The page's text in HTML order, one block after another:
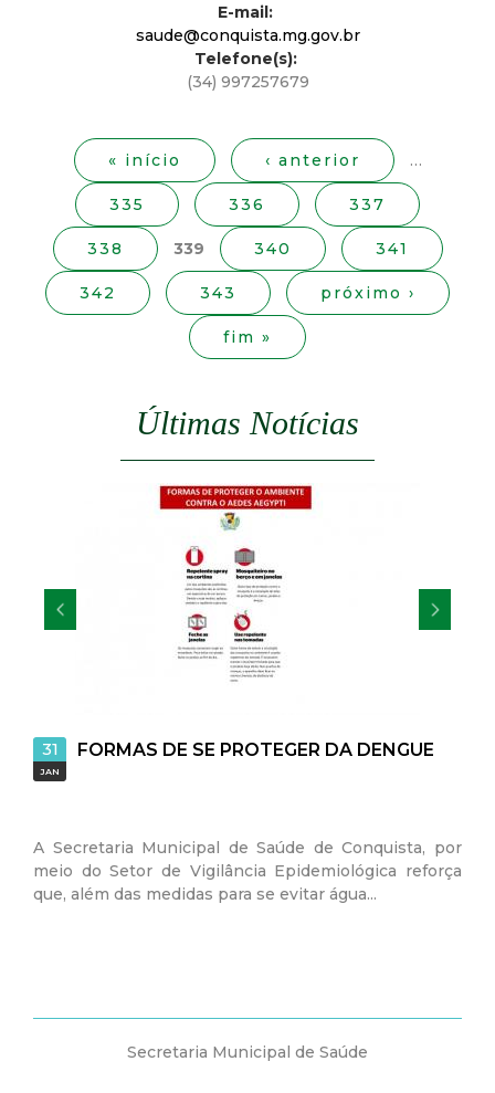
t
a
E-mail:
saude@conquista.mg.gov.br
Telefone(s):
(34) 997257679
« início ‹ anterior …
335 336 337
338 339 340 341
342 343 próximo ›
fim »
Últimas Notícias
31
JAN
FORMAS DE SE PROTEGER DA DENGUE
A Secretaria Municipal de Saúde de Conquista, por
meio do Setor de Vigilância Epidemiológica reforça
que, além das medidas para se evitar água...
Secretaria Municipal de Saúde